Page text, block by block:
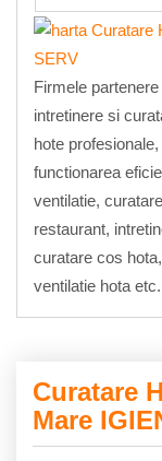
Firmele
intretinere si
hote
functionarea
ventilatie,
restaurant,
curatare cos
ventilatie hota etc.
Curatare
Mare